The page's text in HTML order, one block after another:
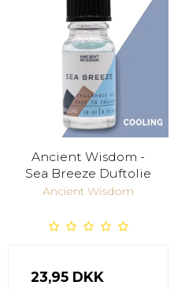
Ancient Wisdom -
Sea Breeze Duftolie
Ancient Wisdom
23,95 DKK